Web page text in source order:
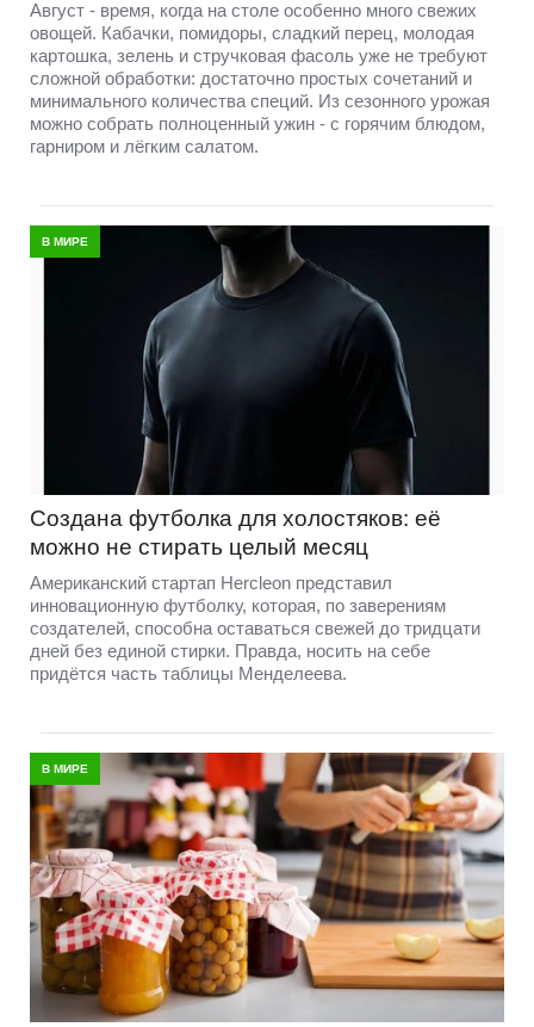
Август - время, когда на столе особенно много свежих
овощей. Кабачки, помидоры, сладкий перец, молодая
картошка, зелень и стручковая фасоль уже не требуют
сложной обработки: достаточно простых сочетаний и
минимального количества специй. Из сезонного урожая
можно собрать полноценный ужин - с горячим блюдом,
гарниром и лёгким салатом.
В МИРЕ
Создана футболка для холостяков: её
можно не стирать целый месяц
Американский стартап Hercleon представил
инновационную футболку, которая, по заверениям
создателей, способна оставаться свежей до тридцати
дней без единой стирки. Правда, носить на себе
придётся часть таблицы Менделеева.
В МИРЕ